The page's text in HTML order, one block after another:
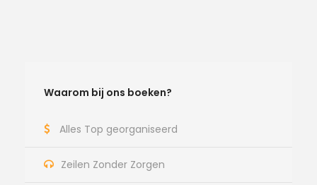
Waarom bij ons boeken?
Alles Top georganiseerd
Zeilen Zonder Zorgen